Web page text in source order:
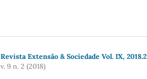
Revista Extensão & Sociedade Vol. IX, 2018.2
v. 9 n. 2 (2018)